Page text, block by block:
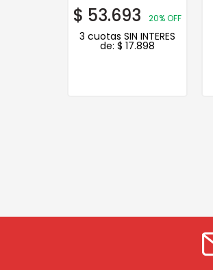
$ 53.693 20% OFF
3 cuotas SIN INTERES
de: $ 17.898